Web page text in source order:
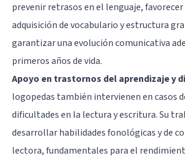
prevenir retrasos en el lenguaje, favorecer
adquisición de vocabulario y estructura
garantizar una evolución comunicativa
primeros años de vida.
Apoyo en trastornos del aprendizaje y
logopedas también intervienen en casos
dificultades en la lectura y escritura. Su
desarrollar habilidades fonológicas y de
lectora, fundamentales para el